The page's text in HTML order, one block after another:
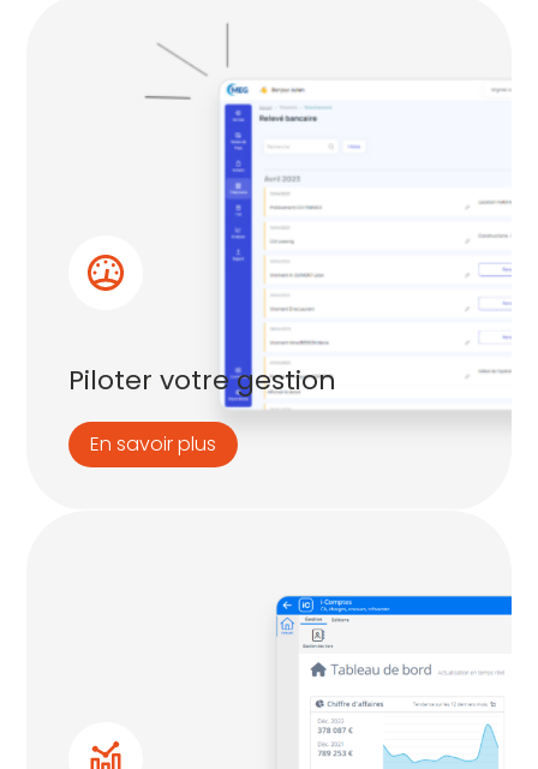
Piloter votre gestion
En savoir plus